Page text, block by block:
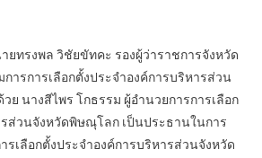
ยทรงพล วิชัยขัทคะ รองผู้ว่าราชการจังหวัด
ารการเลือกตั้งประจำองค์การบริหารส่วน
ย นางสีไพร โกธรรม ผู้อำนวยการการเลือก
ส่วนจังหวัดพิษณุโลก เป็นประธานในการ
เลือกตั้งประจำองค์การบริหารส่วนจังหวัด